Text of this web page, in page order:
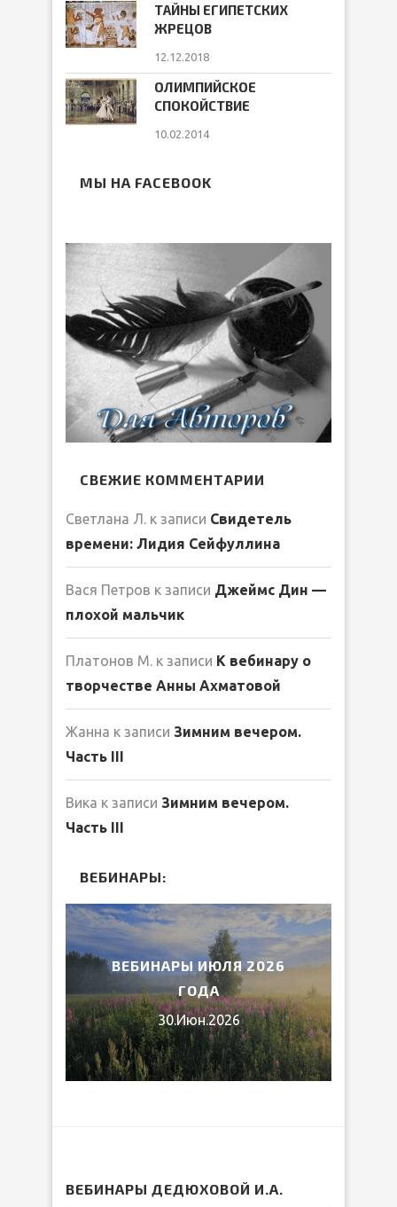
ТАЙНЫ ЕГИПЕТСКИХ
ЖРЕЦОВ
12.12.2018
ОЛИМПИЙСКОЕ
СПОКОЙСТВИЕ
10.02.2014
МЫ НА FACEBOOK
СВЕЖИЕ КОММЕНТАРИИ
Светлана Л. к записи Свидетель
времени: Лидия Сейфуллина
Вася Петров к записи Джеймс Дин —
плохой мальчик
Платонов М. к записи К вебинару о
творчестве Анны Ахматовой
Жанна к записи Зимним вечером.
Часть III
Вика к записи Зимним вечером.
Часть III
ВЕБИНАРЫ:
ВЕБИНАРЫ ИЮЛЯ 2026
ГОДА
30.Июн.2026
ВЕБИНАРЫ ДЕДЮХОВОЙ И.А.